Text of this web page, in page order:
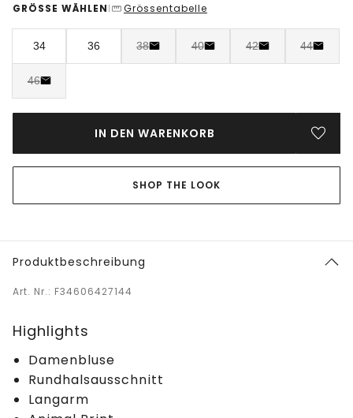
GRÖSSE WÄHLEN | Grössentabelle
34 36 38 40 42 44
46
IN DEN WARENKORB
SHOP THE LOOK
Produktbeschreibung
Art. Nr.: F34606427144
Highlights
Damenbluse
Rundhalsausschnitt
Langarm